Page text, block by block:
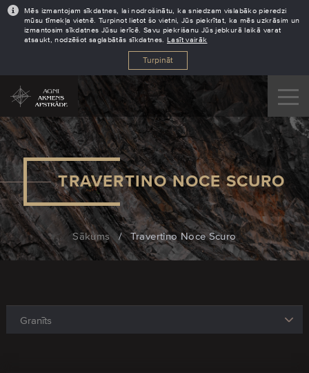
Mēs izmantojam sīkdatnes, lai nodrošinātu, ka sniedzam vislabāko pieredzi
mūsu tīmekļa vietnē. Turpinot lietot šo vietni, Jūs piekrītat, ka mēs uzkrāsim un
izmantosim sīkdatnes Jūsu ierīcē. Savu piekrišanu Jūs jebkurā laikā varat
atsaukt, nodzēšot saglabātās sīkdatnes. Lasīt vairāk
Turpināt
TRAVERTINO NOCE SCURO
Sākums / Travertino Noce Scuro